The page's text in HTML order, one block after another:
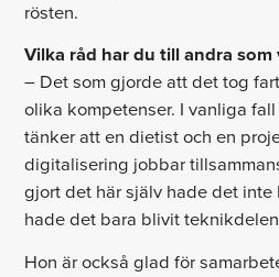
rösten.
Vilka råd har du till andra som
– Det som gjorde att det tog
olika kompetenser. I vanliga
tänker att en dietist och en
digitalisering jobbar
gjort det här själv hade det
hade det bara blivit
Hon är också glad för